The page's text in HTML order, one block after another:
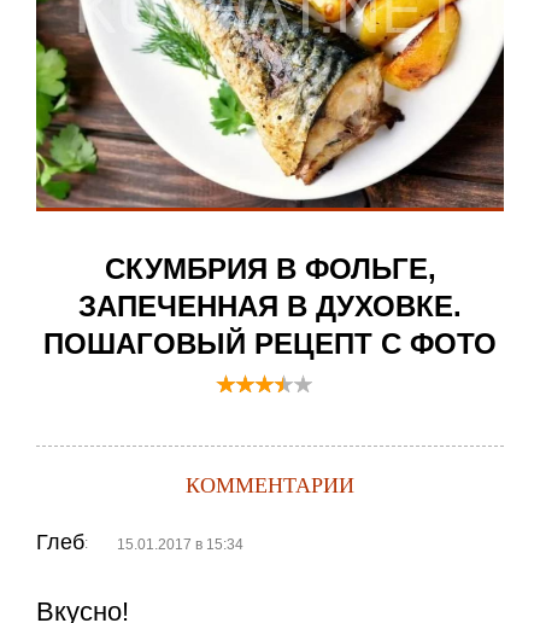
СКУМБРИЯ В ФОЛЬГЕ,
ЗАПЕЧЕННАЯ В ДУХОВКЕ.
ПОШАГОВЫЙ РЕЦЕПТ С ФОТО
КОММЕНТАРИИ
Глеб: 15.01.2017 в 15:34
Вкусно!